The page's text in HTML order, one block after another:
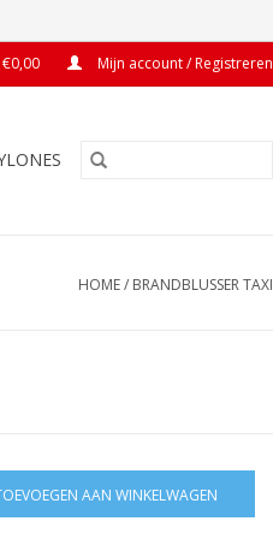
Mijn account / Registreren
HOME/ BRANDBLUSSER TAXI
AAN WINKELWAGEN